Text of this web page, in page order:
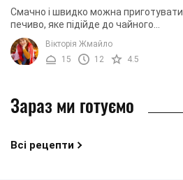
Смачно і швидко можна приготувати
печиво, яке підійде до чайного
застілля, якщо ви захотіли
порадувати своїх рідних і близьких!
Особливо таке печінку ...
Вікторія Жмайло
15
12 4.5
Зараз ми готуємо
Всі рецепти